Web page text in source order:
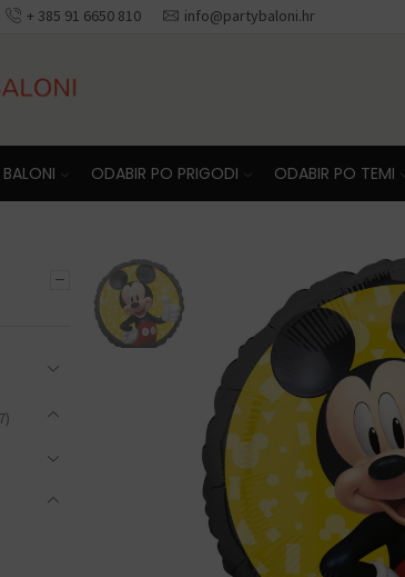
+ 385 91 6650 810 info@partybaloni.hr
BALONI ODABIR PO PRIGODI ODABIR PO TEMI